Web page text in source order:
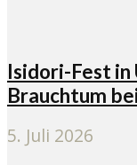
Isidori-Fest
Brauchtum
5. Juli 2026